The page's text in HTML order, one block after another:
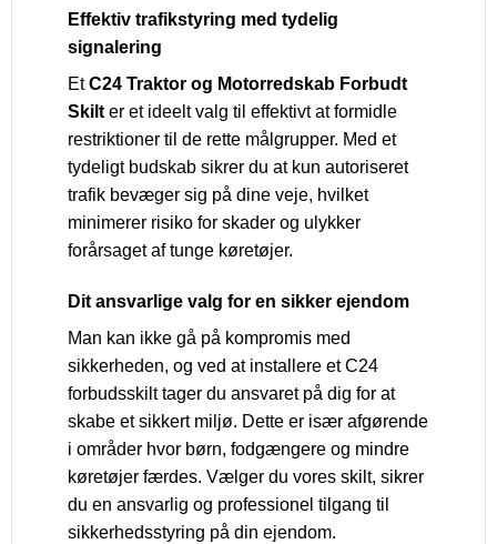
Effektiv trafikstyring med tydelig
signalering
EtC24 Traktor og Motorredskab Forbudt
Skilt er et ideelt valg til effektivt at formidle
restriktioner til de rette målgrupper. Med et
tydeligt budskab sikrer du at kun autoriseret
trafik bevæger sig på dine veje, hvilket
minimerer risiko for skader og ulykker
forårsaget af tunge køretøjer.
Dit ansvarlige valg for en sikker ejendom
Man kan ikke gå på kompromis med
sikkerheden, og ved at installere et C24
forbudsskilt tager du ansvaret på dig for at
skabe et sikkert miljø. Dette er især afgørende
i områder hvor børn, fodgængere og mindre
køretøjer færdes. Vælger du vores skilt, sikrer
du en ansvarlig og professionel tilgang til
sikkerhedsstyring på din ejendom.